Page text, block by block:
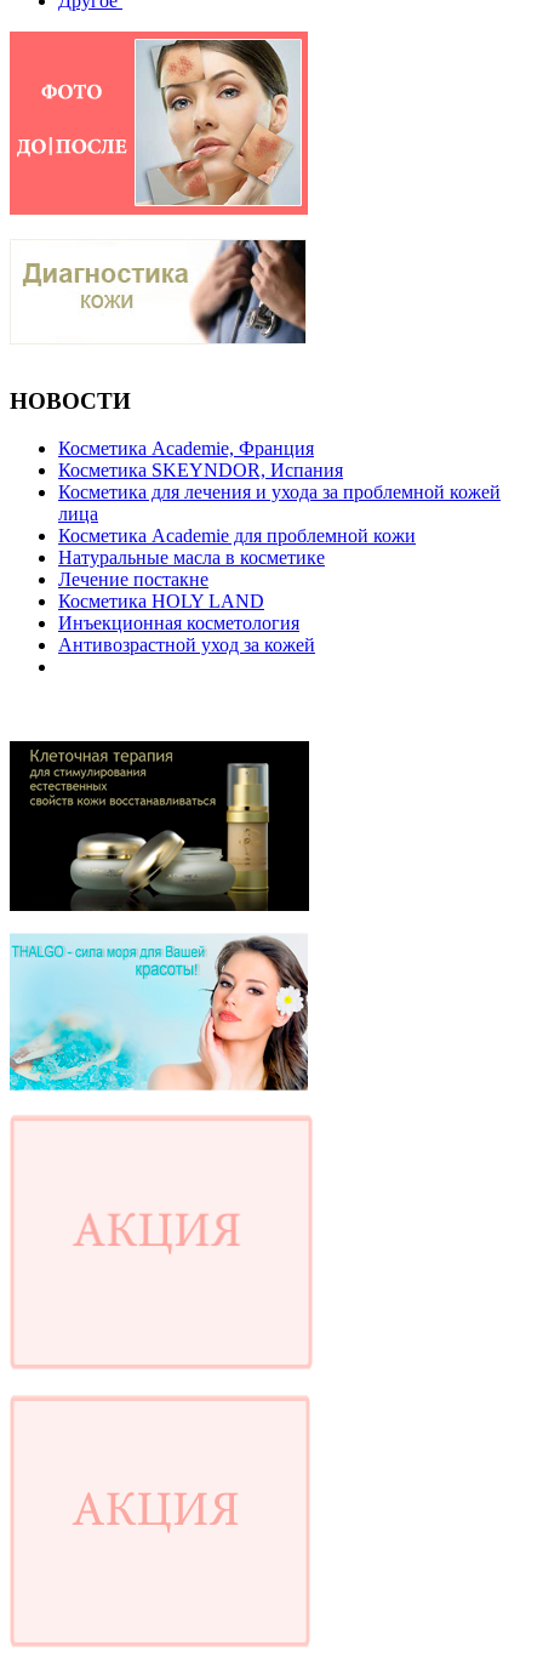
НОВОСТИ
Косметика Academie, Франция
Косметика SKEYNDOR, Испания
Косметика для лечения и ухода за проблемной кожей
лица
Косметика Academie для проблемной кожи
Натуральные масла в косметике
Лечение постакне
Косметика HOLY LAND
Инъекционная косметология
Антивозрастной уход за кожей